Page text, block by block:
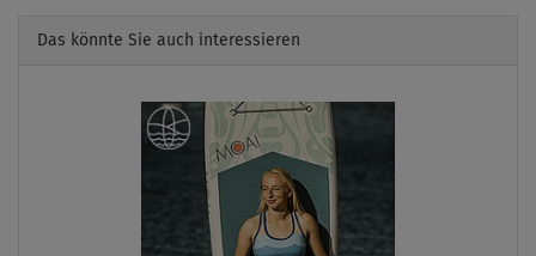
Das könnte Sie auch interessieren
Previous